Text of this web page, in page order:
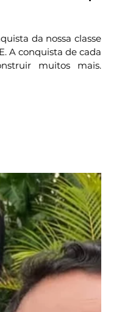
da nossa classe
A conquista de cada
muitos mais.